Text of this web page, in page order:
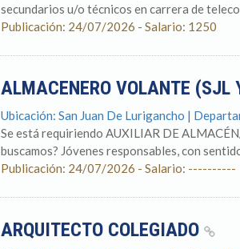
secundarios u/o técnicos en carrera de
Publicación: 24/07/2026 - Salario: 1250
ALMACENERO VOLANTE (SJL
Ubicación: San Juan De Lurigancho |
Se está requiriendo AUXILIAR DE
buscamos? Jóvenes responsables, con
Publicación: 24/07/2026 - Salario: ----------
ARQUITECTO COLEGIADO